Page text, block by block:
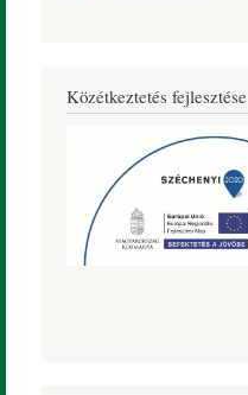
Közétkeztetés fejlesztése